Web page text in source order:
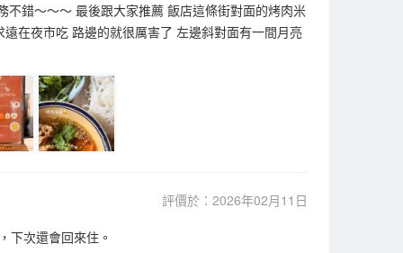
錯～～～ 最後跟大家推薦 飯店這條街對面的烤肉米
在夜市吃 路邊的就很厲害了 左邊斜對面有一間月亮
評價於：2026年02月11日
下次還會回來住。